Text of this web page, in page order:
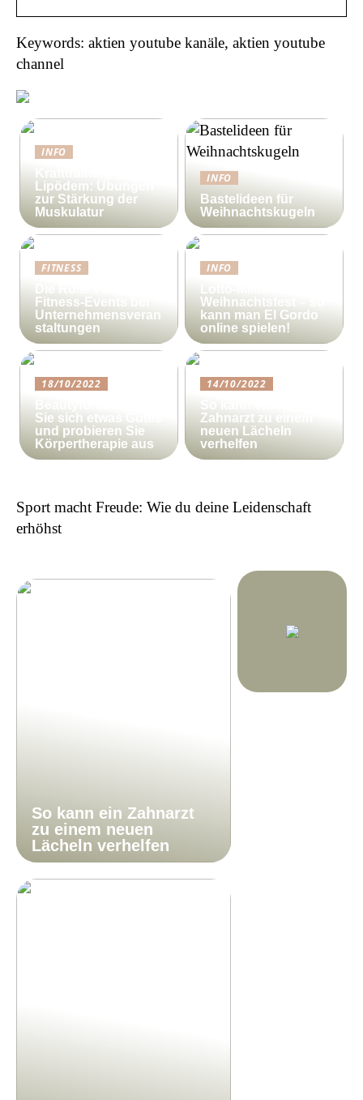
Keywords: aktien youtube kanäle, aktien youtube
channel
INFO
Lipödem: Übungen
zur Stärkung der
Muskulatur
INFO
Bastelideen für
Weihnachtskugeln
FITNESS
Fitness-Events bei
Unternehmensveran
staltungen
INFO
Weihnachtsfest – so
kann man El Gordo
online spielen!
18/10/2022
Sie sich etwas Gutes
und probieren Sie
Körpertherapie aus
14/10/2022
Zahnarzt zu einem
neuen Lächeln
verhelfen
Sport macht Freude: Wie du deine Leidenschaft
erhöhst
So kann ein Zahnarzt
zu einem neuen
Lächeln verhelfen